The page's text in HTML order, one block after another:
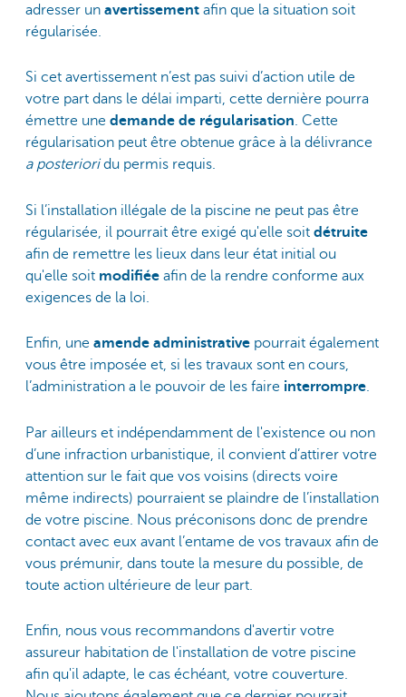
adresser un avertissement afin que la situation soit
régularisée.
Si cet avertissement n’est pas suivi d’action utile de
votre part dans le délai imparti, cette dernière pourra
émettre une demande de régularisation. Cette
régularisation peut être obtenue grâce à la délivrance
a posterioridu permis requis.
Si l’installation illégale de la piscine ne peut pas être
régularisée, il pourrait être exigé qu'elle soit détruite
afin de remettre les lieux dans leur état initial ou
qu'elle soit modifiée afin de la rendre conforme aux
exigences de la loi.
Enfin, une amende administrative pourrait également
vous être imposée et, si les travaux sont en cours,
l’administration a le pouvoir de les faire interrompre.
Par ailleurs et indépendamment de l'existence ou non
d’une infraction urbanistique, il convient d’attirer votre
attention sur le fait que vos voisins (directs voire
même indirects) pourraient se plaindre de l’installation
de votre piscine. Nous préconisons donc de prendre
contact avec eux avant l’entame de vos travaux afin de
vous prémunir, dans toute la mesure du possible, de
toute action ultérieure de leur part.
Enfin, nous vous recommandons d'avertir votre
assureur habitation de l'installation de votre piscine
afin qu'il adapte, le cas échéant, votre couverture.